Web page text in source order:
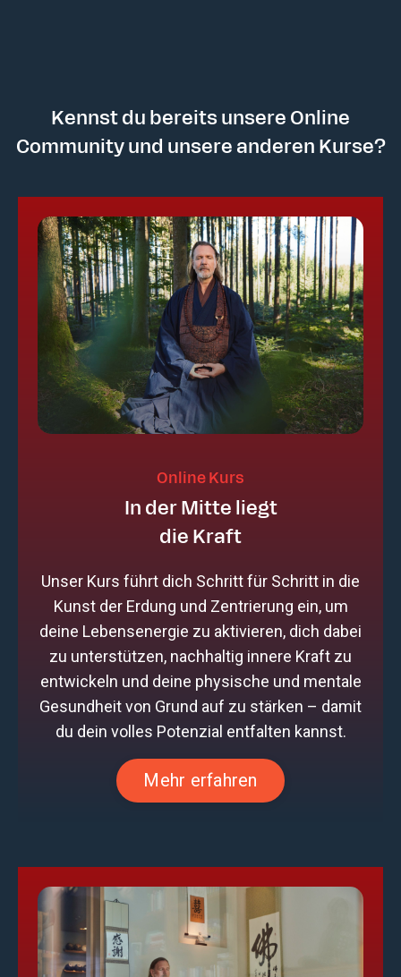
Kennst du bereits unsere Online
Community und unsere anderen Kurse?
Online Kurs
In der Mitte liegt
die Kraft
Unser Kurs führt dich Schritt für Schritt in die
Kunst der Erdung und Zentrierung ein, um
deine Lebensenergie zu aktivieren, dich dabei
zu unterstützen, nachhaltig innere Kraft zu
entwickeln und deine physische und mentale
Gesundheit von Grund auf zu stärken – damit
du dein volles Potenzial entfalten kannst.
Mehr erfahren